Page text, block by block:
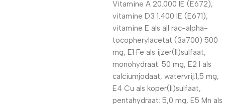
Vitamine A 20.000 IE (E672),
vitamine D3 1.400 IE (E671),
vitamine E als all rac-alpha-
tocopherylacetat (3a700) 500
mg, E1 Fe als ijzer(II)sulfaat,
monohydraat: 50 mg, E2 I als
calciumjodaat, watervrij:1,5 mg,
E4 Cu als koper(II)sulfaat,
pentahydraat: 5,0 mg, E5 Mn als